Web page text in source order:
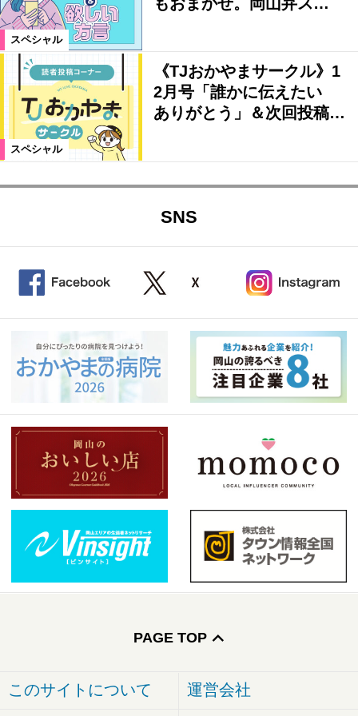
スペシャル
スペシャル
《TJおかやまサークル》1
2月号「誰かに伝えたい
ありがとう」＆次回投稿…
SNS
PAGE TOP
このサイトについて 運営会社